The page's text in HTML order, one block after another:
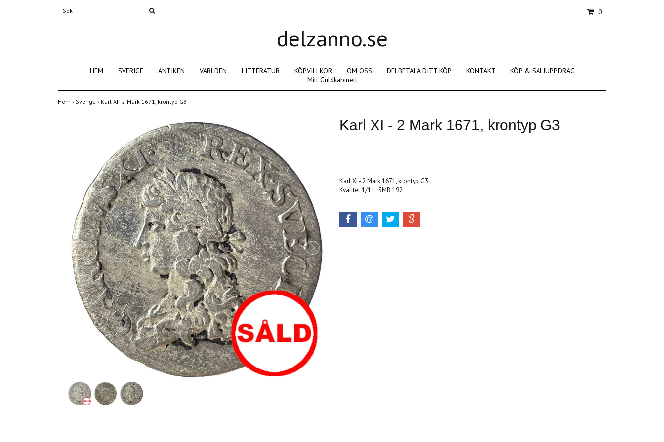
0
delzanno.se
HEM SVERIGE ANTIKEN VÄRLDEN LITTERATUR KÖPVILLKOR OM OSS DELBETALA DITT KÖP KONTAKT
KÖP & SÄLJUPPDRAG
Mitt Guldkabinett
Hem › Sverige › Karl XI - 2 Mark 1671, krontyp G3
Karl XI - 2 Mark 1671, krontyp G3
Karl XI - 2 Mark 1671, krontyp G3
Kvalitet 1/1+, SMB 192